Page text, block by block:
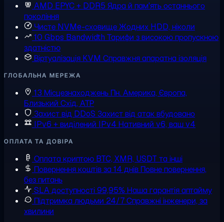
AMD EPYC + DDR5 Ядра й пам'ять останнього
покоління
Чисте NVMe-сховищеЖодних HDD, ніколи
10 Gbps Bandwidth Тарифи з високою пропускною
здатністю
Віртуалізація KVM Справжня апаратна ізоляція
ГЛОБАЛЬНА МЕРЕЖА
13 Місцезнаходжень Пн. Америка, Європа,
Близький Схід, АТР
Захист від DDoS Захист від атак вбудовано
IPv6 + виділений IPv4 Нативний v6, ваш v4
ОПЛАТА ТА ДОВІРА
Оплата криптою BTC, XMR, USDT та інші
Повернення коштів за 14 днів Повне повернення,
без питань
SLA доступності 99,95% Наша гарантія аптайму
Підтримка людьми 24/7Справжні інженери, за
хвилини